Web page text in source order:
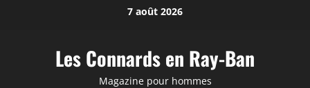
7 août 2026
Les Connards en Ray-Ban
Magazine pour hommes